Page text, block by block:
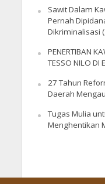
Sawit Dalam
Pernah
Dikriminalisasi
PENERTIBAN
TESSO NILO DI
27 Tahun
Daerah
Tugas Mulia
Menghentikan